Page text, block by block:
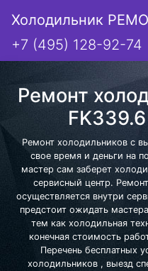
Холодильник
+7 (495) 128-92-74
Ремонт
Ремонт холодильников с
свое время и деньги на
мастер сам заберет
сервисный центр.
осуществляется внутри
предстоит ожидать
тем как холодильная
конечная стоимость
Перечень бесплатных
холодильников , выезд